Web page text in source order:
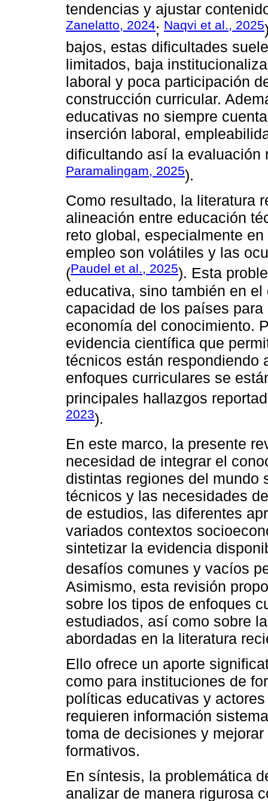
tendencias y ajustar
Zanelatto, 2024; Naqvi et al., 2025
bajos, estas dificultades
limitados, baja
laboral y poca participación
construcción curricular.
educativas no siempre
inserción laboral,
dificultando así la evaluación
Paramalingam, 2025).
Como resultado, la literatura
alineación entre educación
reto global, especialmente
empleo son volátiles y las
(Paudel et al., 2025). Esta
educativa, sino también en
capacidad de los países
economía del conocimiento.
evidencia científica que
técnicos están respondiendo
enfoques curriculares se
principales hallazgos
2023).
En este marco, la presente
necesidad de integrar el
distintas regiones del mundo
técnicos y las necesidades
de estudios, las diferentes
variados contextos
sintetizar la evidencia
desafíos comunes y vacíos
Asimismo, esta revisión
sobre los tipos de enfoques
estudiados, así como sobre
abordadas en la literatura
Ello ofrece un aporte
como para instituciones de
políticas educativas y
requieren información
toma de decisiones y
formativos.
En síntesis, la problemática
analizar de manera rigurosa